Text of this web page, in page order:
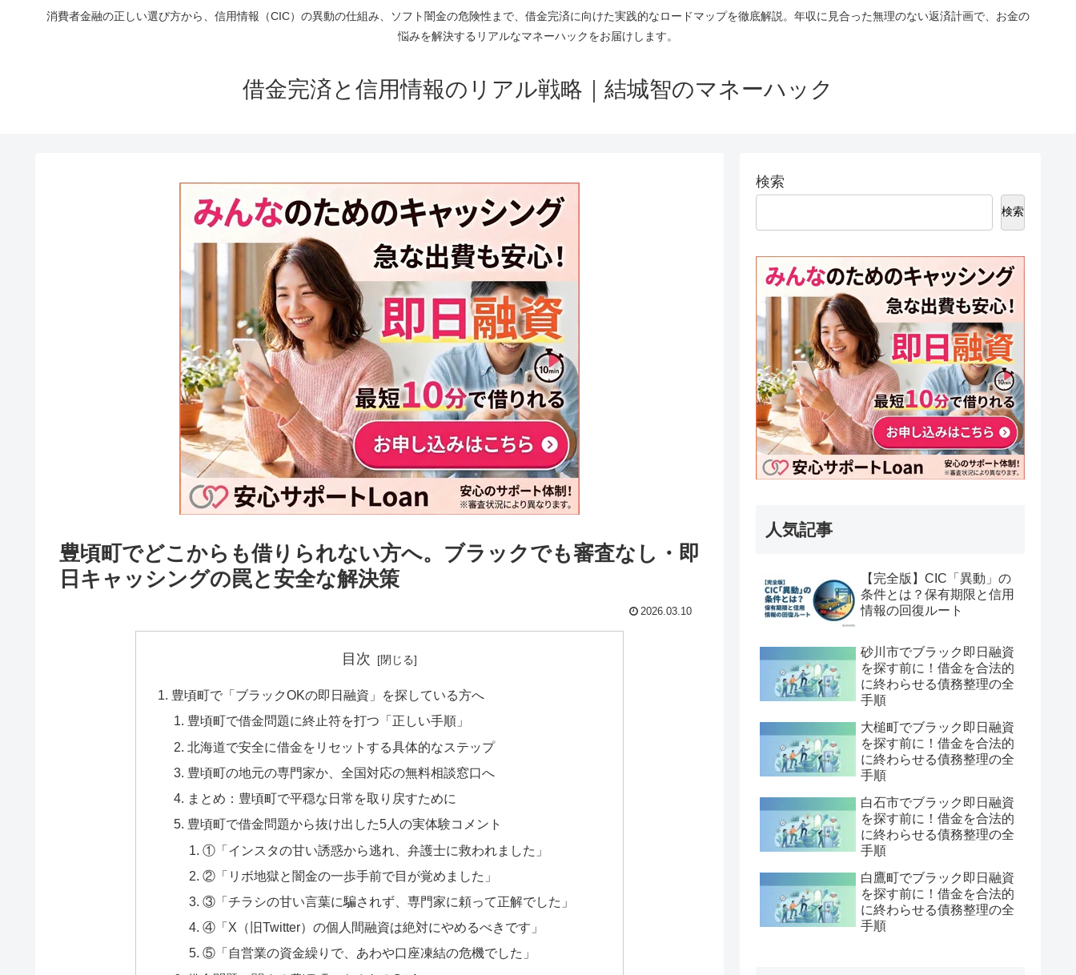
消費者金融の正しい選び方から、信用情報（CIC）の異動の仕組み、ソフト闇金の危険性まで、借金完済に向けた実践的なロードマップを徹底解説。年収に見合った無理のない返済計画で、お金の
悩みを解決するリアルなマネーハックをお届けします。
借金完済と信用情報のリアル戦略｜結城智のマネーハック
豊頃町でどこからも借りられない方へ。ブラックでも審査なし・即
日キャッシングの罠と安全な解決策
2026.03.10
目次
豊頃町で「ブラックOKの即日融資」を探している方へ
豊頃町で借金問題に終止符を打つ「正しい手順」
北海道で安全に借金をリセットする具体的なステップ
豊頃町の地元の専門家か、全国対応の無料相談窓口へ
まとめ：豊頃町で平穏な日常を取り戻すために
豊頃町で借金問題から抜け出した5人の実体験コメント
①「インスタの甘い誘惑から逃れ、弁護士に救われました」
②「リボ地獄と闇金の一歩手前で目が覚めました」
③「チラシの甘い言葉に騙されず、専門家に頼って正解でした」
④「X（旧Twitter）の個人間融資は絶対にやめるべきです」
⑤「自営業の資金繰りで、あわや口座凍結の危機でした」
検索
検索
人気記事
【完全版】CIC「異動」の
条件とは？保有期限と信用
情報の回復ルート
砂川市でブラック即日融資
を探す前に！借金を合法的
に終わらせる債務整理の全
手順
大槌町でブラック即日融資
を探す前に！借金を合法的
に終わらせる債務整理の全
手順
白石市でブラック即日融資
を探す前に！借金を合法的
に終わらせる債務整理の全
手順
白鷹町でブラック即日融資
を探す前に！借金を合法的
に終わらせる債務整理の全
手順